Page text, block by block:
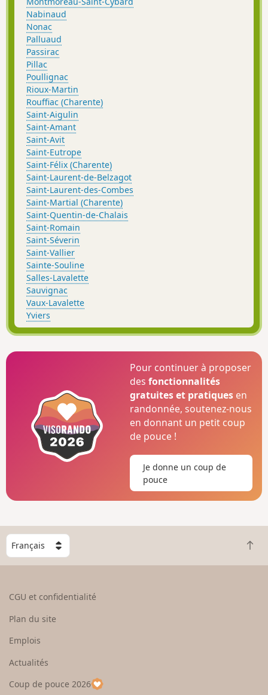
Nabinaud
Nonac
Palluaud
Passirac
Pillac
Poullignac
Rioux-Martin
Rouffiac (Charente)
Saint-Aigulin
Saint-Amant
Saint-Avit
Saint-Eutrope
Saint-Félix (Charente)
Saint-Laurent-de-Belzagot
Saint-Laurent-des-Combes
Saint-Martial (Charente)
Saint-Quentin-de-Chalais
Saint-Romain
Saint-Séverin
Saint-Vallier
Sainte-Souline
Salles-Lavalette
Sauvignac
Vaux-Lavalette
Yviers
Pour continuer à proposer
desfonctionnalités
gratuites et pratiques en
randonnée, soutenez-nous
en donnant un petit coup
de pouce !
Je donne un coup de
pouce
C
h
o
e
u
p
R
e
CGU et confidentialité
Plan du site
Emplois
Actualités
Coup de pouce 2026